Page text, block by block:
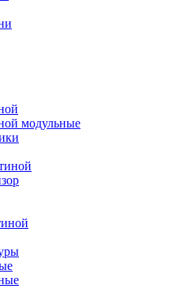
модульные